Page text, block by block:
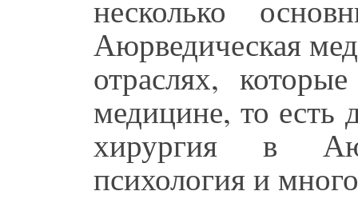
несколько
Аюрведическая
отраслях,
медицине, то есть
хирургия в
психология и